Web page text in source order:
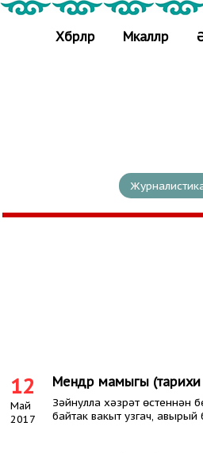
Хәбәрләр Мәкаләләр
12
Май
2017
Мендәр мамыгы (тарихи
Зәйнулла хәзрәт өстеннән
байтак вакыт узгач,